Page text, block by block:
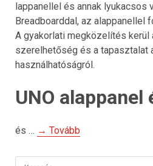
lappanellel és annak lyukacsos
Breadboarddal, az alappanellel
A gyakorlati megközelítés kerül
szerelhetőség és a tapasztalat
használhatóságról.
UNO alappanel
és … → Tovább
Keresés: